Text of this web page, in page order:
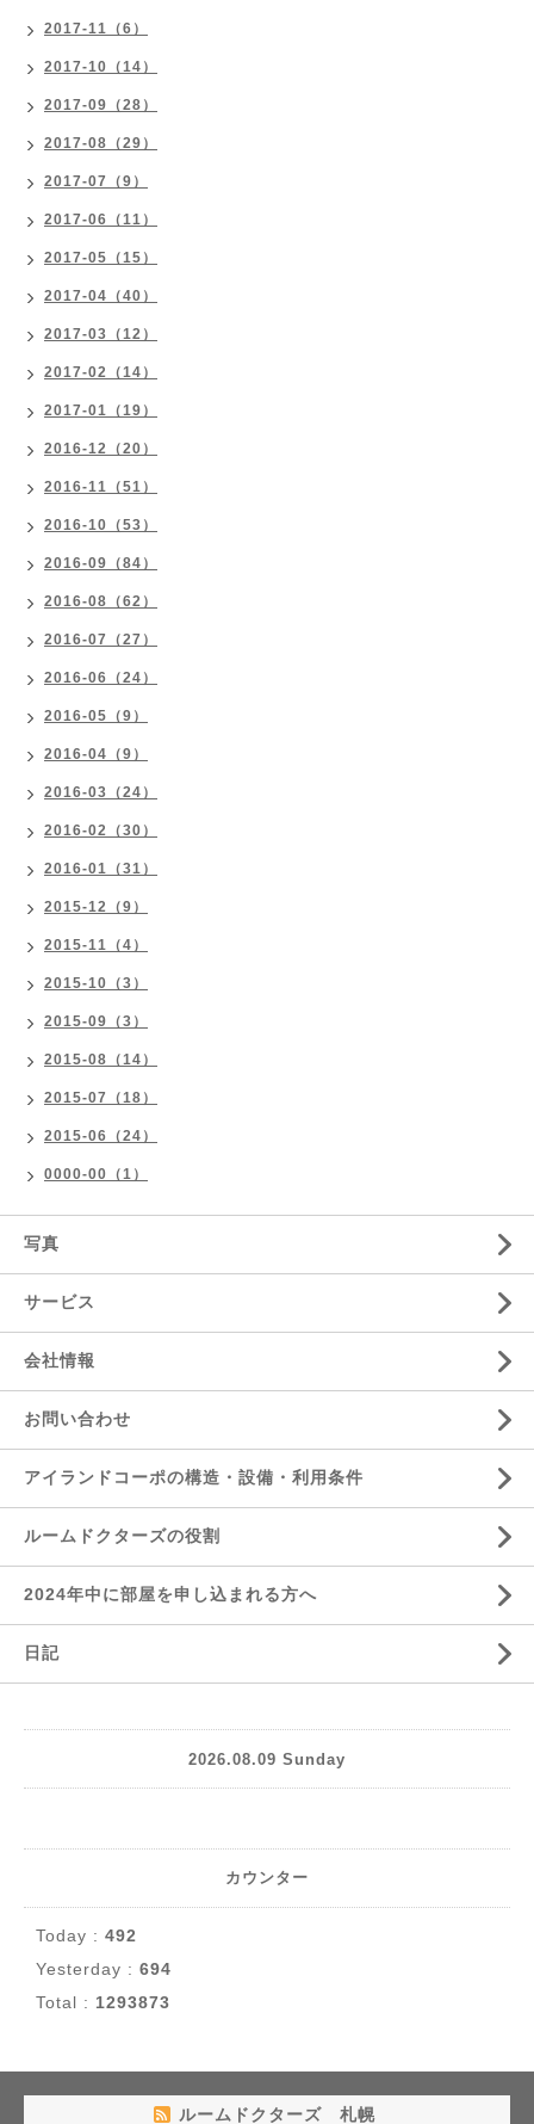
2017-11（6）
2017-10（14）
2017-09（28）
2017-08（29）
2017-07（9）
2017-06（11）
2017-05（15）
2017-04（40）
2017-03（12）
2017-02（14）
2017-01（19）
2016-12（20）
2016-11（51）
2016-10（53）
2016-09（84）
2016-08（62）
2016-07（27）
2016-06（24）
2016-05（9）
2016-04（9）
2016-03（24）
2016-02（30）
2016-01（31）
2015-12（9）
2015-11（4）
2015-10（3）
2015-09（3）
2015-08（14）
2015-07（18）
2015-06（24）
0000-00（1）
写真
サービス
会社情報
お問い合わせ
アイランドコーポの構造・設備・利用条件
ルームドクターズの役割
2024年中に部屋を申し込まれる方へ
日記
2026.08.09 Sunday
カウンター
Today : 492
Yesterday : 694
Total : 1293873
ルームドクターズ 札幌